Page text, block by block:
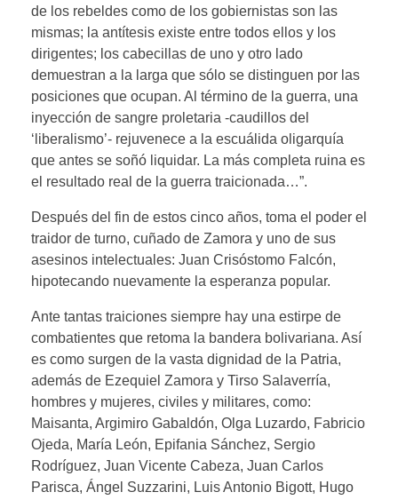
de los rebeldes como de los gobiernistas son las
mismas; la antítesis existe entre todos ellos y los
dirigentes; los cabecillas de uno y otro lado
demuestran a la larga que sólo se distinguen por las
posiciones que ocupan. Al término de la guerra, una
inyección de sangre proletaria -caudillos del
‘liberalismo’- rejuvenece a la escuálida oligarquía
que antes se soñó liquidar. La más completa ruina es
el resultado real de la guerra traicionada…”.
Después del fin de estos cinco años, toma el poder el
traidor de turno, cuñado de Zamora y uno de sus
asesinos intelectuales: Juan Crisóstomo Falcón,
hipotecando nuevamente la esperanza popular.
Ante tantas traiciones siempre hay una estirpe de
combatientes que retoma la bandera bolivariana. Así
es como surgen de la vasta dignidad de la Patria,
además de Ezequiel Zamora y Tirso Salaverría,
hombres y mujeres, civiles y militares, como:
Maisanta, Argimiro Gabaldón, Olga Luzardo, Fabricio
Ojeda, María León, Epifania Sánchez, Sergio
Rodríguez, Juan Vicente Cabeza, Juan Carlos
Parisca, Ángel Suzzarini, Luis Antonio Bigott, Hugo